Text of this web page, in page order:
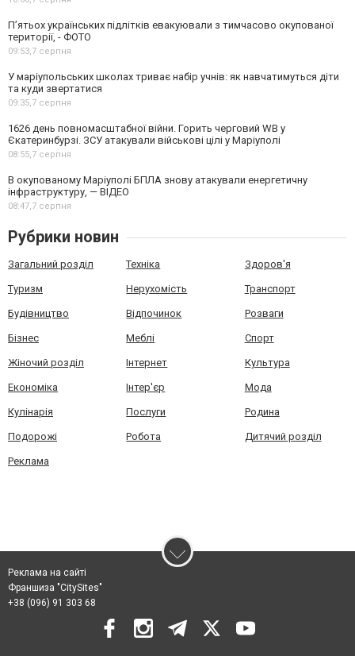
П’ятьох українських підлітків евакуювали з тимчасово окупованої
території, - ФОТО
09:53,7 серпня
У маріупольських школах триває набір учнів: як навчатимуться діти
та куди звертатися
09:35,7 серпня
1626 день повномасштабної війни. Горить черговий WB у
Єкатеринбурзі. ЗСУ атакували військові цілі у Маріуполі
08:55,7 серпня
В окупованому Маріуполі БПЛА знову атакували енергетичну
інфраструктуру, — ВІДЕО
08:47,7 серпня
Рубрики новин
Загальний розділ Техніка Здоров'я
Туризм Нерухомість Транспорт
Будівництво Відпочинок Розваги
Бізнес Меблі Спорт
Жіночий розділ Інтернет Культура
Економіка Інтер'єр Мода
Кулінарія Послуги Родина
Подорожі Робота Дитячий розділ
Реклама
Реклама на сайті
Франшиза "CitySites"
+38 (096) 91 303 68